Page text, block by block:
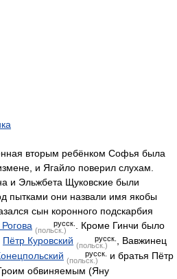
вторым ребёнком Софья была
и Ягайло поверил слухам.
и Эльжбета Щуковские были
пытками они назвали имя якобы
сын коронного подскарбия
(польск.)
русск. . Кроме Гинчи было
Пётр Куровский (польск.)
русск. , Вавжинец
(польск.)
русск.
и братья Пётр
обвиняемым (Яну